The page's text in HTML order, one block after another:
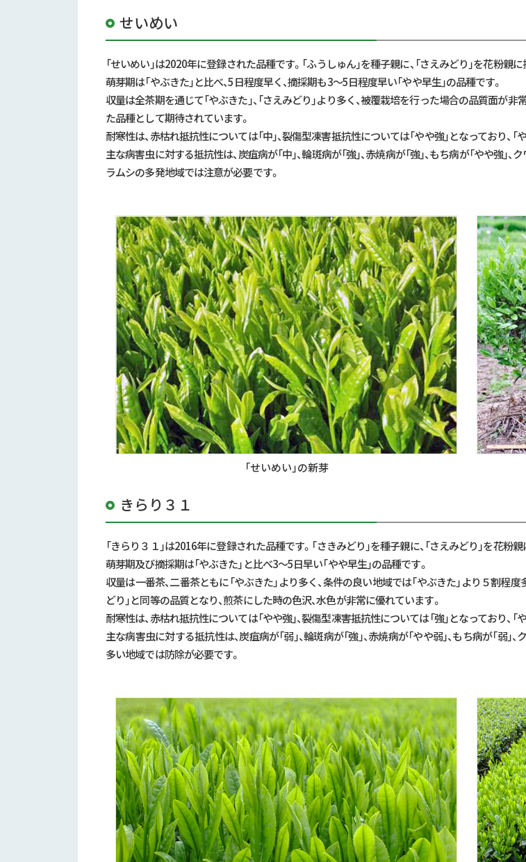
せいめい
「せいめい」は2020年に登録された品種です。「ふうしゅん」を種子親に、「さえみどり」を花粉親
萌芽期は「やぶきた」と比べ、5日程度早く、摘採期も3～5日程度早い「やや早生」の品種です。
収量は全茶期を通じて「やぶきた」、「さえみどり」より多く、被覆栽培を行った場合の品質面が
た品種として期待されています。
耐寒性は、赤枯れ抵抗性については「中」、裂傷型凍害抵抗性については「やや強」となっており、「
主な病害虫に対する抵抗性は、炭疽病が「中」、輪斑病が「強」、赤焼病が「強」、もち病が「やや強
ラムシの多発地域では注意が必要です。
「せいめい」の新芽
きらり３１
「きらり３１」は2016年に登録された品種です。「さきみどり」を種子親に、「さえみどり」を花
萌芽期及び摘採期は「やぶきた」と比べ3～5日早い「やや早生」の品種です。
収量は一番茶、二番茶ともに「やぶきた」より多く、条件の良い地域では「やぶきた」より５割程
どり」と同等の品質となり、煎茶にした時の色沢、水色が非常に優れています。
耐寒性は、赤枯れ抵抗性については「やや強」、裂傷型凍害抵抗性については「強」となっており、「
主な病害虫に対する抵抗性は、炭疽病が「弱」、輪斑病が「強」、赤焼病が「やや弱」、もち病が「
多い地域では防除が必要です。